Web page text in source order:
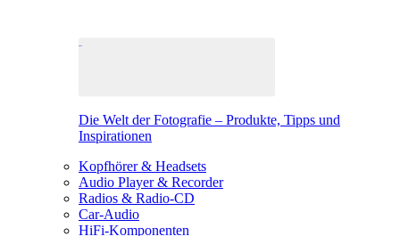
Die Welt der Fotografie – Produkte, Tipps und
Inspirationen
Kopfhörer & Headsets
Audio Player & Recorder
Radios & Radio-CD
Car-Audio
HiFi-Komponenten